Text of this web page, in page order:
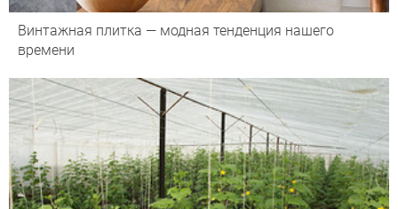
Винтажная плитка — модная тенденция нашего
времени